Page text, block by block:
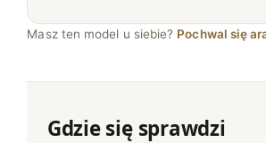
Masz ten model u siebie? Pochwal się
Gdzie się sprawdzi